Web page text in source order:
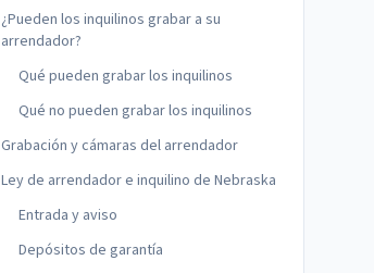
¿Pueden los inquilinos grabar a su
arrendador?
Qué pueden grabar los inquilinos
Qué no pueden grabar los inquilinos
Grabación y cámaras del arrendador
Ley de arrendador e inquilino de Nebraska
Entrada y aviso
Depósitos de garantía